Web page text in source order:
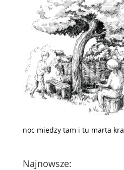
noc miedzy tam i tu marta
Najnowsze: